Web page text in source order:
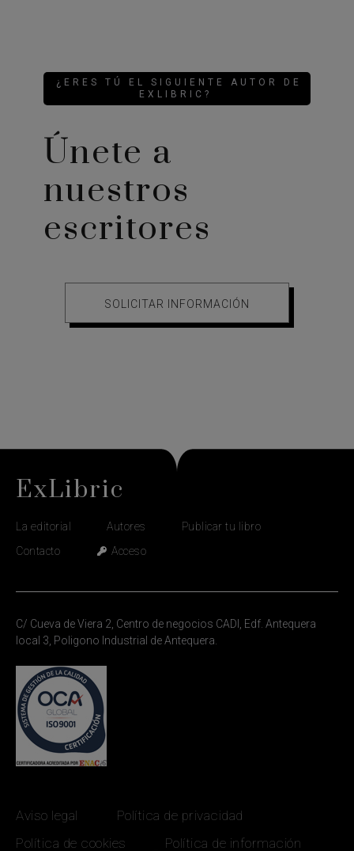
¿ERES TÚ EL SIGUIENTE AUTOR DE
EXLIBRIC?
Únete a
nuestros
escritores
SOLICITAR INFORMACIÓN
ExLibric
La editorial Autores
Publicar tu libro
Contacto
Acceso
C/ Cueva de Viera 2, Centro de negocios CADI, Edf. Antequera
local 3, Poligono Industrial de Antequera.
Aviso legal
Política de privacidad
Política de cookies
Política de información